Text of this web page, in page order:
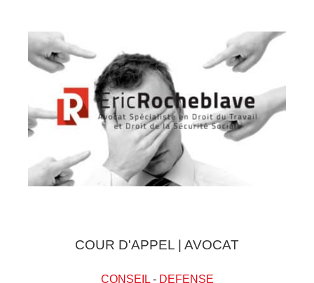
COUR D'APPEL | AVOCAT
CONSEIL- DEFENSE